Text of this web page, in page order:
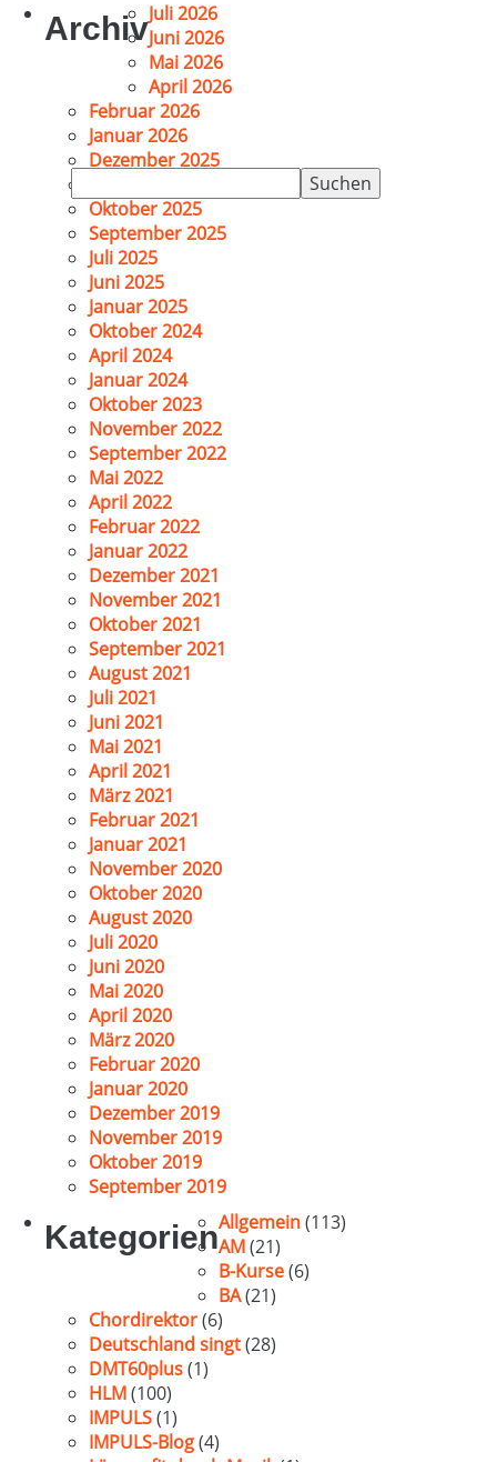
Suchen
nach:
ArchivJuli 2026
Juni 2026
Mai 2026
April 2026
Februar 2026
Januar 2026
Dezember 2025
Oktober 2025
September 2025
Juli 2025
Juni 2025
Januar 2025
Oktober 2024
April 2024
Januar 2024
Oktober 2023
November 2022
September 2022
Mai 2022
April 2022
Februar 2022
Januar 2022
Dezember 2021
November 2021
Oktober 2021
September 2021
August 2021
Juli 2021
Juni 2021
Mai 2021
April 2021
März 2021
Februar 2021
Januar 2021
November 2020
Oktober 2020
August 2020
Juli 2020
Juni 2020
Mai 2020
April 2020
März 2020
Februar 2020
Januar 2020
Dezember 2019
November 2019
Oktober 2019
September 2019
KategorienAllgemein(113)
AM(21)
B-Kurse(6)
BA(21)
Chordirektor(6)
Deutschland singt(28)
DMT60plus(1)
HLM(100)
IMPULS(1)
IMPULS-Blog(4)